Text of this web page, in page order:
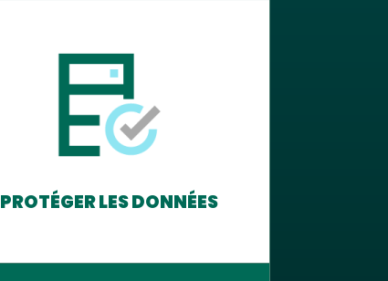
PROTÉGER LES DONNÉES